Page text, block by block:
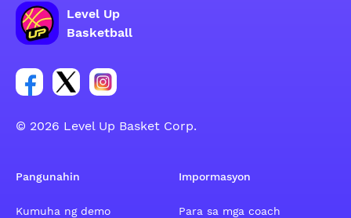
Level Up
Basketball
Link para sa social group ng Facebook account
Link para sa social group ng tweeter account
Link para sa social group ng Instagram
© 2026 Level Up Basket Corp.
Pangunahin
Kumuha ng demo
Impormasyon
Para sa mga coach